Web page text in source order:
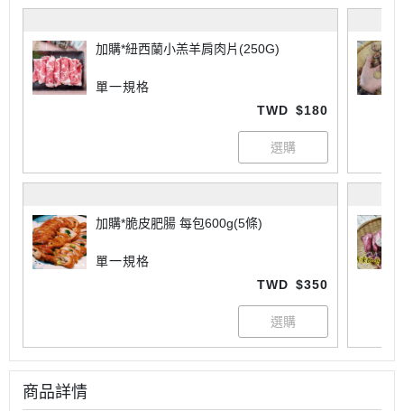
加購*紐西蘭小羔羊肩肉片(250G)
單一規格
TWD $180
加購*脆皮肥腸 每包600g(5條)
單一規格
TWD $350
商品詳情